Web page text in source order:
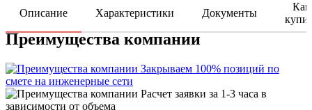
Описание Характеристики Документы
Как
Преимущества компании
Закрываем 100% позиций по
смете на инженерные сети
Расчет заявки за 1-3 часа в
зависимости от объема